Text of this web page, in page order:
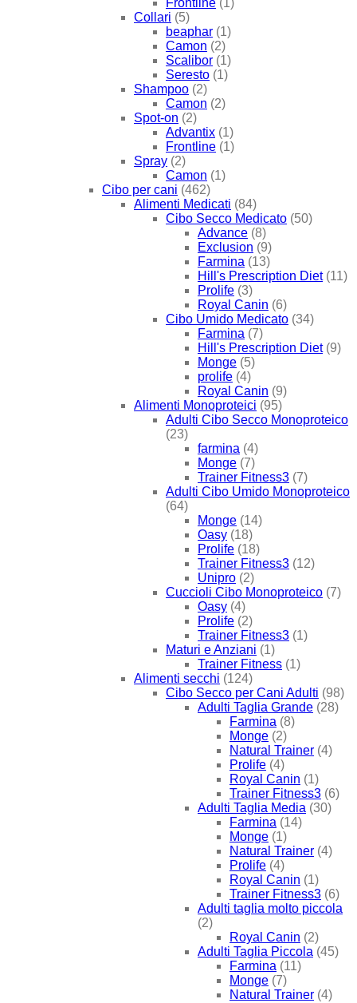
Frontline (1)
Collari (5)
beaphar (1)
Camon (2)
Scalibor (1)
Seresto (1)
Shampoo (2)
Camon (2)
Spot-on (2)
Advantix (1)
Frontline (1)
Spray (2)
Camon (1)
Cibo per cani (462)
Alimenti Medicati (84)
Cibo Secco Medicato (50)
Advance (8)
Exclusion (9)
Farmina (13)
Hill's Prescription Diet (11)
Prolife (3)
Royal Canin (6)
Cibo Umido Medicato (34)
Farmina (7)
Hill's Prescription Diet (9)
Monge (5)
prolife (4)
Royal Canin (9)
Alimenti Monoproteici (95)
Adulti Cibo Secco Monoproteico
(23)
farmina (4)
Monge (7)
Trainer Fitness3 (7)
Adulti Cibo Umido Monoproteico
(64)
Monge (14)
Oasy (18)
Prolife (18)
Trainer Fitness3 (12)
Unipro (2)
Cuccioli Cibo Monoproteico (7)
Oasy (4)
Prolife (2)
Trainer Fitness3 (1)
Maturi e Anziani (1)
Trainer Fitness (1)
Alimenti secchi (124)
Cibo Secco per Cani Adulti (98)
Adulti Taglia Grande (28)
Farmina (8)
Monge (2)
Natural Trainer (4)
Prolife (4)
Royal Canin (1)
Trainer Fitness3 (6)
Adulti Taglia Media (30)
Farmina (14)
Monge (1)
Natural Trainer (4)
Prolife (4)
Royal Canin (1)
Trainer Fitness3 (6)
Adulti taglia molto piccola
(2)
Royal Canin (2)
Adulti Taglia Piccola (45)
Farmina (11)
Monge (7)
Natural Trainer (4)